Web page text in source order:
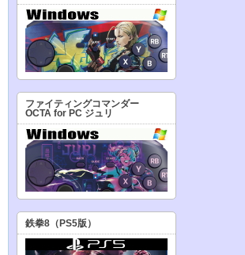
ファイティングコマンダー
OCTA for PC ジュリ
鉄拳8（PS5版）